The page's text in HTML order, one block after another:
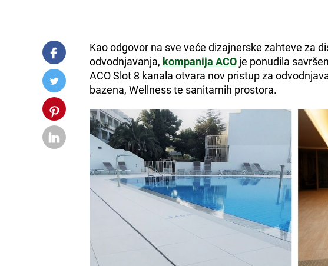
Kao odgovor na sve veće dizajnerske zahteve za
odvodnjavanja, kompanija ACO je ponudila
ACO Slot 8 kanala otvara nov pristup za
bazena, Wellness te sanitarnih prostora.